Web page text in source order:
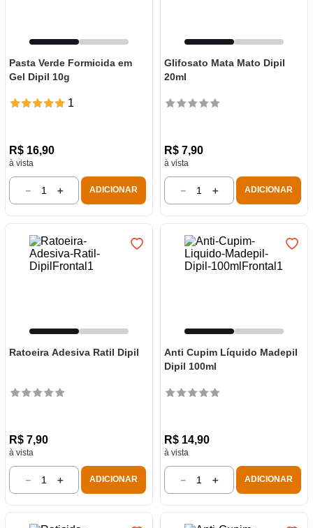
Pasta Verde Formicida em
Gel Dipil 10g
1
R$ 16,90
à vista
＋
－ ADICIONAR
Glifosato Mata Mato Dipil
20ml
R$ 7,90
à vista
＋
－ ADICIONAR
Ratoeira Adesiva Ratil Dipil
R$ 7,90
à vista
＋
－ ADICIONAR
Anti Cupim Líquido Madepil
Dipil 100ml
R$ 14,90
à vista
＋
－ ADICIONAR